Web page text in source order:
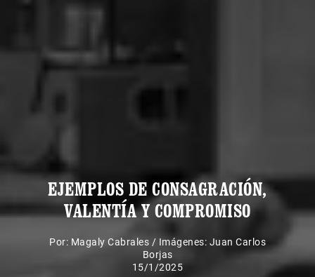
EJEMPLOS DE CONSAGRACIÓN,
VALENTÍA Y COMPROMISO
Por: Magaly Cabrales / Imágenes: Juan Carlos
Borjas
15/1/2025